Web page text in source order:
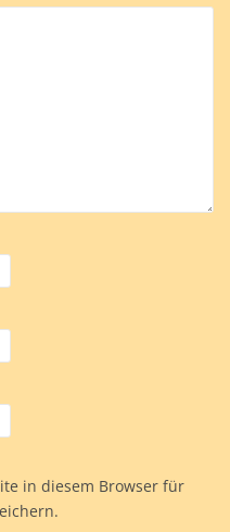
in diesem Browser für